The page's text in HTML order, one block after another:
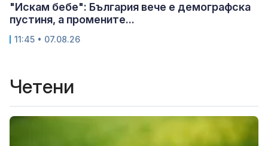
"Искам бебе": България вече е демографска
пустиня, а промените...
11:45 • 07.08.26
Четени